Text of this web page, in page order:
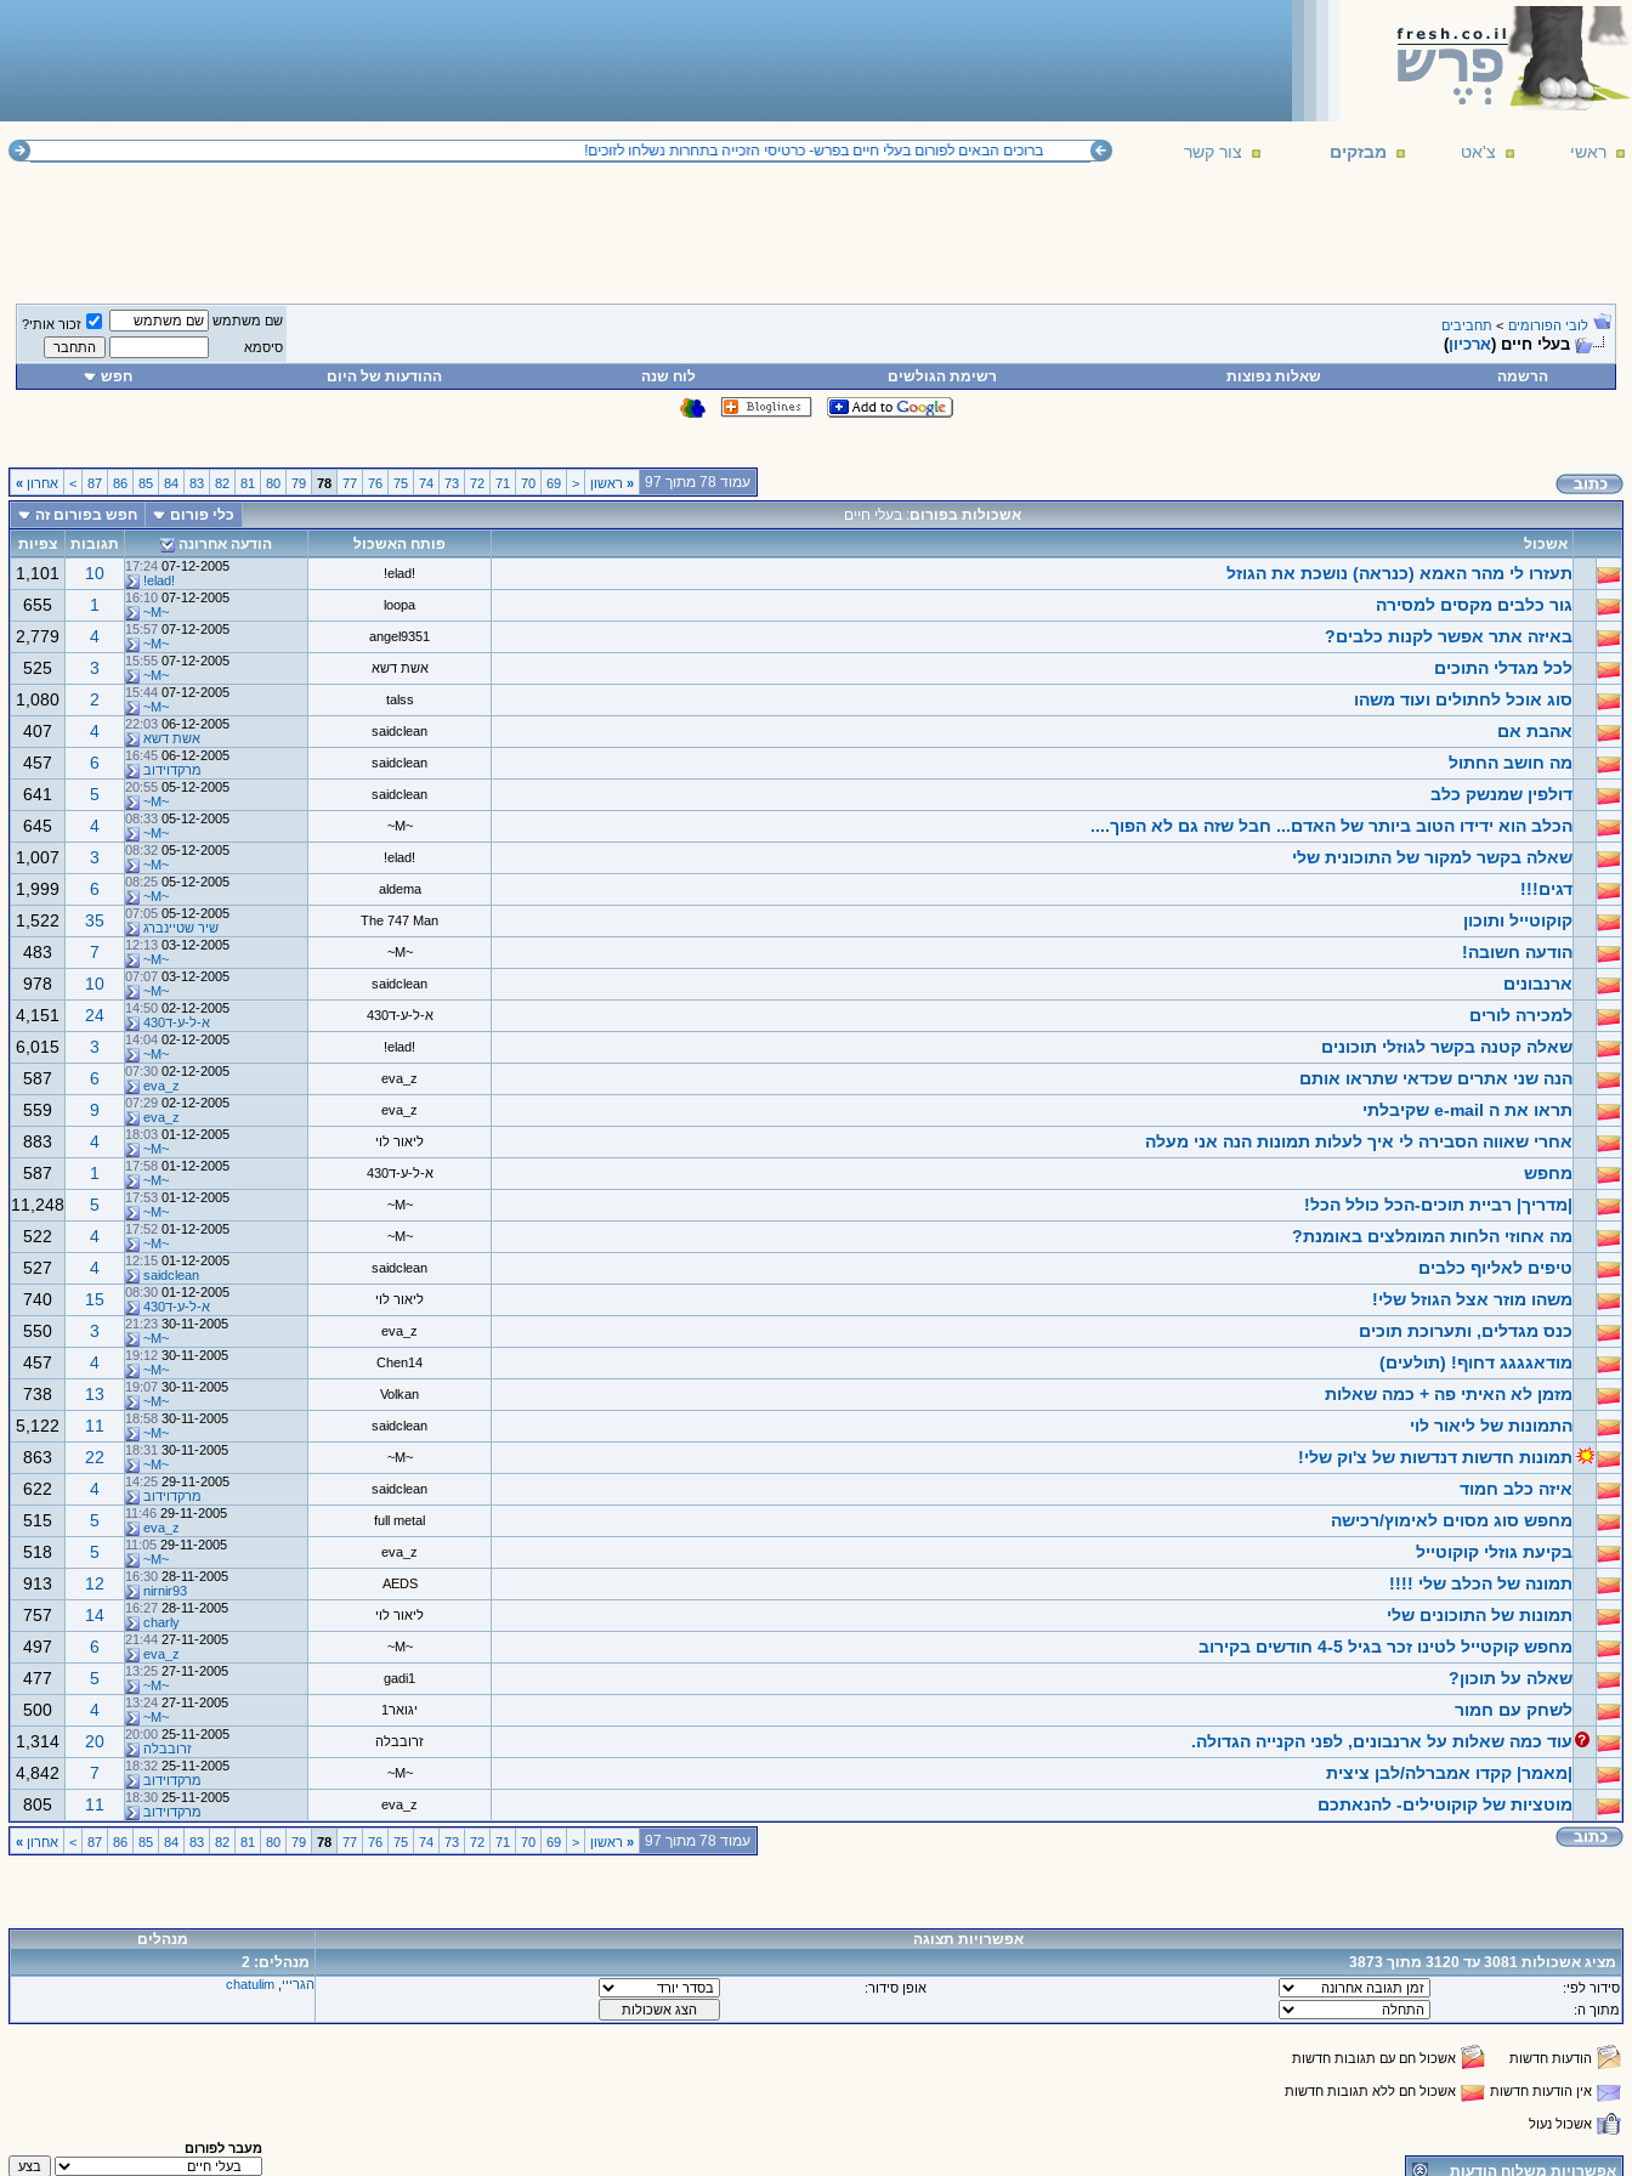
ראשי צ'אט מבזקים צור קשר ברוכים הבאים לפורום בעלי חיים בפרש- כרטיסי הזכייה בתחרות נשלחו לזוכים!
לובי הפורומים > תחביבים
בעלי חיים (ארכיון)
שם משתמש
זכור אותי?
סיסמא
הרשמה שאלות נפוצות רשימת הגולשים לוח שנה ההודעות של היום חפש
עמוד 78 מתוך 97 «ראשון <
69
70
71
72
73
74
75
76
77
78
79
80
81
82
83
84
85
86
87
> אחרון »
אשכולות בפורום: בעלי חיים כלי פורום
חפש בפורום זה
אשכול
פותח האשכול הודעה אחרונה תגובות צפיות
תעזרו לי מהר האמא (כנראה) נושכת את הגוזל !elad!
07-12-2005
17:24
!elad!
10
1,101
גור כלבים מקסים למסירה
loopa
07-12-2005
16:10
~M~
1
655
באיזה אתר אפשר לקנות כלבים?
angel9351
07-12-2005
15:57
~M~
4
2,779
לכל מגדלי התוכים
אשת דשא 07-12-2005
15:55
~M~
3
525
סוג אוכל לחתולים ועוד משהו
talss
07-12-2005
15:44
~M~
2
1,080
אהבת אם
saidclean
06-12-2005
22:03
אשת דשא
4
407
מה חושב החתול
saidclean
06-12-2005
16:45
מרקדוידוב
6
457
דולפין שמנשק כלב
saidclean
05-12-2005
20:55
~M~
5
641
הכלב הוא ידידו הטוב ביותר של האדם... חבל שזה גם לא הפוך....
~M~
05-12-2005
08:33
~M~
4
645
שאלה בקשר למקור של התוכונית שלי
!elad!
05-12-2005
08:32
~M~
3
1,007
דגים!!!
aldema
05-12-2005
08:25
~M~
6
1,999
קוקוטייל ותוכון
The 747 Man
05-12-2005
07:05
שיר שטיינברג
35
1,522
הודעה חשובה!
~M~
03-12-2005
12:13
~M~
7
483
ארנבונים
saidclean
03-12-2005
07:07
~M~
10
978
למכירה לורים
א-ל-ע-ד430 02-12-2005
14:50
א-ל-ע-ד430
24
4,151
שאלה קטנה בקשר לגוזלי תוכונים
!elad!
02-12-2005
14:04
~M~
3
6,015
הנה שני אתרים שכדאי שתראו אותם
eva_z
02-12-2005
07:30
eva_z
6
587
תראו את ה e-mail שקיבלתי
eva_z
02-12-2005
07:29
eva_z
9
559
אחרי שאווה הסבירה לי איך לעלות תמונות הנה אני מעלה
ליאור לוי 01-12-2005
18:03
~M~
4
883
מחפש
א-ל-ע-ד430 01-12-2005
17:58
~M~
1
587
|מדריך| רביית תוכים-הכל כולל הכל!
~M~
01-12-2005
17:53
~M~
5
11,248
מה אחוזי הלחות המומלצים באומנת?
~M~
01-12-2005
17:52
~M~
4
522
טיפים לאליוף כלבים
saidclean
01-12-2005
12:15
saidclean
4
527
משהו מוזר אצל הגוזל שלי!
ליאור לוי 01-12-2005
08:30
א-ל-ע-ד430
15
740
כנס מגדלים, ותערוכת תוכים
eva_z
30-11-2005
21:23
~M~
3
550
מודאגגגג דחוף! (תולעים)
Chen14
30-11-2005
19:12
~M~
4
457
מזמן לא האיתי פה + כמה שאלות
Volkan
30-11-2005
19:07
~M~
13
738
התמונות של ליאור לוי
saidclean
30-11-2005
18:58
~M~
11
5,122
תמונות חדשות דנדשות של צ'וק שלי!
~M~
30-11-2005
18:31
~M~
22
863
איזה כלב חמוד
saidclean
29-11-2005
14:25
מרקדוידוב
4
622
מחפש סוג מסוים לאימוץ/רכישה
full metal
29-11-2005
11:46
eva_z
5
515
בקיעת גוזלי קוקוטייל
eva_z
29-11-2005
11:05
~M~
5
518
תמונה של הכלב שלי !!!!
AEDS
28-11-2005
16:30
nirnir93
12
913
תמונות של התוכונים שלי
ליאור לוי 28-11-2005
16:27
charly
14
757
מחפש קוקטייל לטינו זכר בגיל 4-5 חודשים בקירוב
~M~
27-11-2005
21:44
eva_z
6
497
שאלה על תוכון?
gadi1
27-11-2005
13:25
~M~
5
477
לשחק עם חמור
יגואר1 27-11-2005
13:24
~M~
4
500
עוד כמה שאלות על ארנבונים, לפני הקנייה הגדולה.
זרובבלה 25-11-2005
20:00
זרובבלה
20
1,314
|מאמר| קקדו אמברלה/לבן ציצית
~M~
25-11-2005
18:32
מרקדוידוב
7
4,842
מוטציות של קוקוטילים- להנאתכם
eva_z
25-11-2005
18:30
מרקדוידוב
11
805
עמוד 78 מתוך 97 «ראשון <
69
70
71
72
73
74
75
76
77
78
79
80
81
82
83
84
85
86
87
> אחרון »
אפשרויות תצוגה
מנהלים
מציג אשכולות 3081 עד 3120 מתוך 3873
מנהלים: 2
סידור לפי:
אופן סידור:
מתוך ה:
הגרייי chatulim
הודעות חדשות אשכול חם עם תגובות חדשות
אין הודעות חדשות אשכול חם ללא תגובות חדשות
אשכול נעול
אפשרויות משלוח הודעות
מעבר לפורום